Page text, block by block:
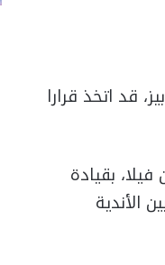
قد اتخذ قرارا
بقيادة
الأندية